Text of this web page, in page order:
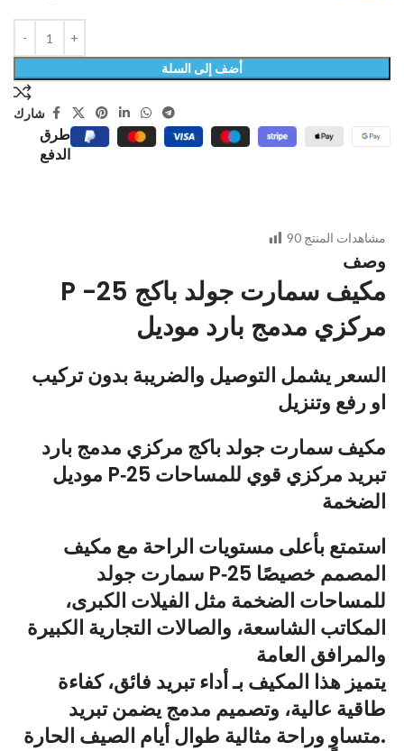
أضف إلى السلة
شارك
طرق
الدفع
مشاهدات المنتج 90
وصف
P -25 مكيف سمارت جولد باكج
مركزي مدمج بارد موديل
السعر يشمل التوصيل والضريبة بدون تركيب
او رفع وتنزيل
موديل P‑25 تبريد مركزي قوي للمساحات
الضخمة
استمتع بأعلى مستويات الراحة مع مكيف
سمارت جولد P‑25 المصمم خصيصًا
للمساحات الضخمة مثل الفيلات الكبرى،
المكاتب الشاسعة، والصالات التجارية الكبيرة
والمرافق العامة
يتميز هذا المكيف بـ أداء تبريد فائق، كفاءة
طاقية عالية، وتصميم مدمج يضمن تبريد
متساوٍ وراحة مثالية طوال أيام الصيف الحارة.